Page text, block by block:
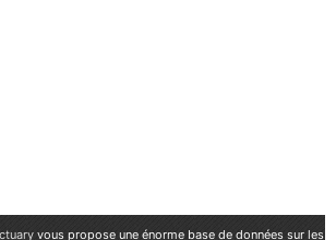
vous propose une énorme base de données sur les